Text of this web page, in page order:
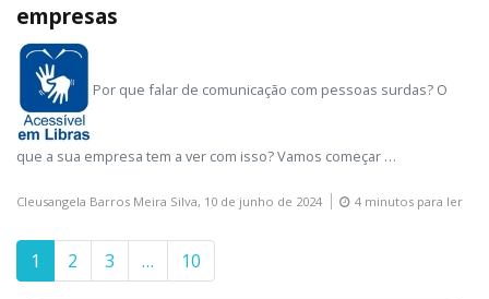
empresas
Por que falar de comunicação com pessoas surdas? O
que a sua empresa tem a ver com isso? Vamos começar …
Cleusangela Barros Meira Silva, 10 de junho de 2024 4 minutos para ler
1 2 3 … 10